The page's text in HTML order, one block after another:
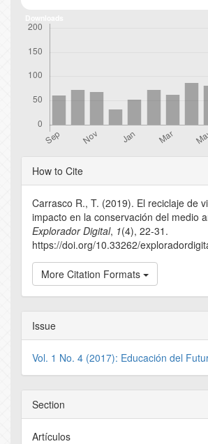
Article
Details
How to Cite
Carrasco R., T. (2019). El reciclaje de
impacto en la conservación del medio
Explorador Digital, 1(4), 22-31.
https://doi.org/10.33262/
More Citation Formats
Issue
Vol. 1 No. 4 (2017): Educación del
Section
Artículos